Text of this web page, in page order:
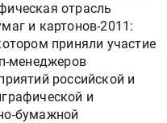
отрасль
и картонов-2011:
приняли участие
менеджеров
российской и
и
бумажной